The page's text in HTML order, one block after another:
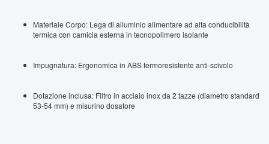
Materiale Corpo: Lega di alluminio alimentare ad alta conducibilità
termica con camicia esterna in tecnopolimero isolante
Impugnatura: Ergonomica in ABS termoresistente anti-scivolo
Dotazione inclusa: Filtro in acciaio inox da 2 tazze (diametro standard
53-54 mm) e misurino dosatore